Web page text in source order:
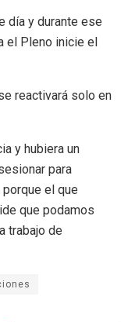
día y durante ese
el Pleno inicie el
reactivará solo en
y hubiera un
para
el que
que podamos
trabajo de